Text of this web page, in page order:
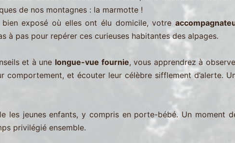
de nos montagnes : la marmotte !
bien exposé où elles ont élu domicile, votre
à pas pour repérer ces curieuses habitantes des alpages.
et à une longue-vue fournie, vous apprendrez à
comportement, et écouter leur célèbre sifflement d’alerte.
les jeunes enfants, y compris en porte-bébé. Un moment
privilégié ensemble.